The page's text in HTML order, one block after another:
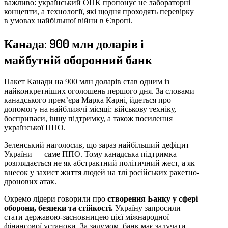
важливо: український ОПК пропонує не лабораторні
концепти, а технології, які щодня проходять перевірку
в умовах найбільшої війни в Європі.
Канада: 900 млн доларів і
майбутній оборонний банк
Пакет Канади на 900 млн доларів став одним із
найконкретніших оголошень першого дня. За словами
канадського прем’єра Марка Карні, йдеться про
допомогу на найближчі місяці: військову техніку,
боєприпаси, іншу підтримку, а також посилення
української ППО.
Зеленський наголосив, що зараз найбільший дефіцит
України — саме ППО. Тому канадська підтримка
розглядається не як абстрактний політичний жест, а як
внесок у захист життя людей на тлі російських ракетно-
дронових атак.
Окремо лідери говорили про створення Банку у сфері
оборони, безпеки та стійкості. Україну запросили
стати державою-засновницею цієї міжнародної
фінансової установи. За задумом, банк має залучати